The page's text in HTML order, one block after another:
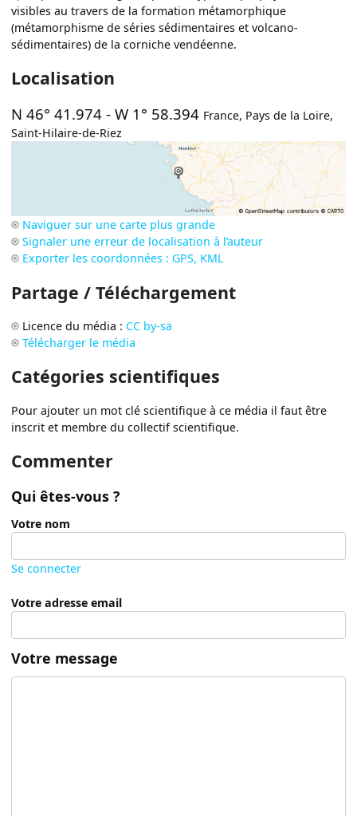
visibles au travers de la formation métamorphique
(métamorphisme de séries sédimentaires et volcano-
sédimentaires) de la corniche vendéenne.
Localisation
N 46° 41.974 -W 1° 58.394 France, Pays de la Loire,
Saint-Hilaire-de-Riez
Naviguer sur une carte plus grande
Signaler une erreur de localisation à l’auteur
Exporter les coordonnées : GPS, KML
Partage / Téléchargement
Licence du média : CC by-sa
Télécharger le média
Catégories scientifiques
Pour ajouter un mot clé scientifique à ce média il faut être
inscrit et membre du collectif scientifique.
Commenter
Qui êtes-vous ?
Votre nom
Se connecter
Votre adresse email
Votre message